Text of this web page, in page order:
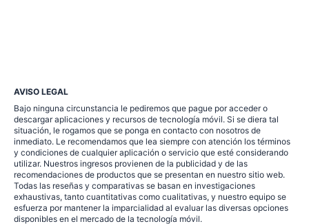
AVISO LEGAL
Bajo ninguna circunstancia le pediremos que pague por acceder o
descargar aplicaciones y recursos de tecnología móvil. Si se diera tal
situación, le rogamos que se ponga en contacto con nosotros de
inmediato. Le recomendamos que lea siempre con atención los términos
y condiciones de cualquier aplicación o servicio que esté considerando
utilizar. Nuestros ingresos provienen de la publicidad y de las
recomendaciones de productos que se presentan en nuestro sitio web.
Todas las reseñas y comparativas se basan en investigaciones
exhaustivas, tanto cuantitativas como cualitativas, y nuestro equipo se
esfuerza por mantener la imparcialidad al evaluar las diversas opciones
disponibles en el mercado de la tecnología móvil.